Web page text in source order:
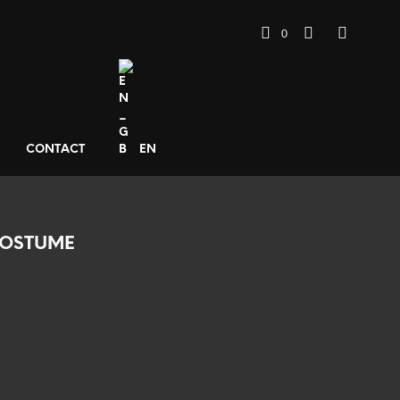
CONTACT EN
0